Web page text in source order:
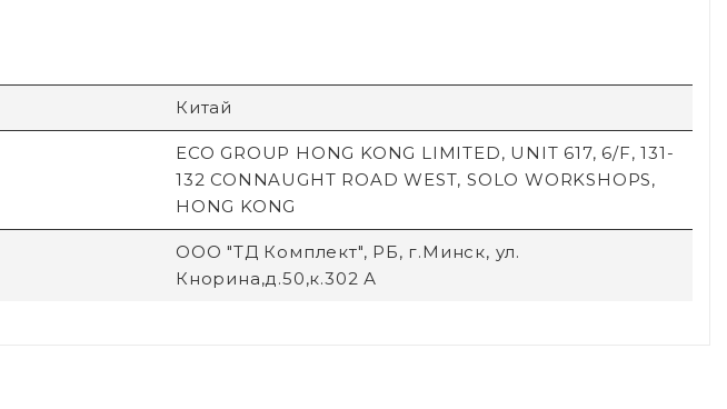
Китай
ECO GROUP HONG KONG LIMITED, UNIT 617, 6/F, 131-
132 CONNAUGHT ROAD WEST, SOLO WORKSHOPS,
HONG KONG
ООО "ТД Комплект", РБ, г.Минск, ул.
Кнорина,д.50,к.302 А